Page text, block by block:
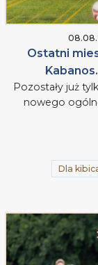
Ostatni
Pozostały już
nowego
Dla